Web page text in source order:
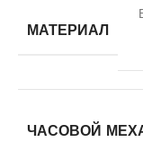
МАТЕРИАЛ
ЧАСОВОЙ